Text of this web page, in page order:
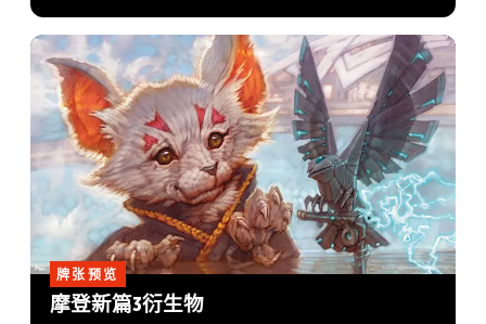
牌张预览
摩登新篇3衍生物